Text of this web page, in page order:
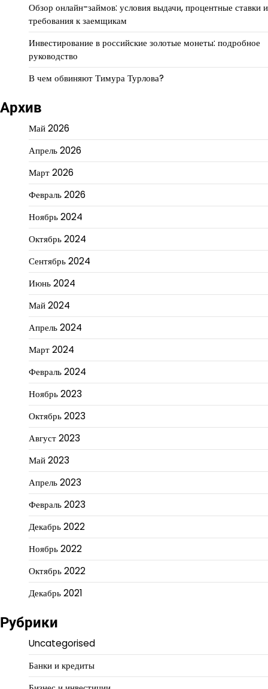
Обзор онлайн-займов: условия выдачи, процентные ставки и
требования к заемщикам
Инвестирование в российские золотые монеты: подробное
руководство
В чем обвиняют Тимура Турлова?
Архив
Май 2026
Апрель 2026
Март 2026
Февраль 2026
Ноябрь 2024
Октябрь 2024
Сентябрь 2024
Июнь 2024
Май 2024
Апрель 2024
Март 2024
Февраль 2024
Ноябрь 2023
Октябрь 2023
Август 2023
Май 2023
Апрель 2023
Февраль 2023
Декабрь 2022
Ноябрь 2022
Октябрь 2022
Декабрь 2021
Рубрики
Uncategorised
Банки и кредиты